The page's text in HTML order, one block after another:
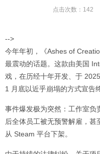
点击次数： 142
-->
今年年初，《Ashes of
最震动的话题。这款由美国
戏，在历经十年开发、于
1 月底以近乎崩塌的方式宣告
事件爆发极为突然：工作室
后全体员工被无预警解雇，
从 Steam 平台下架。